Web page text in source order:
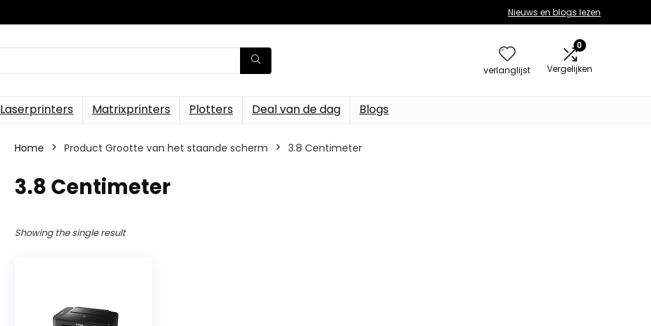
Nieuws en blogs lezen
verlanglijst
0
Vergelijken
Laserprinters Matrixprinters Plotters Deal van de dag Blogs
Home Product Grootte van het staande scherm ‎3.8 Centimeter
‎3.8 Centimeter
Showing the single result